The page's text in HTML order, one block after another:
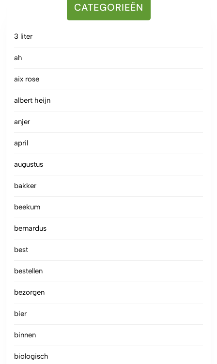
CATEGORIEËN
3 liter
ah
aix rose
albert heijn
anjer
april
augustus
bakker
beekum
bernardus
best
bestellen
bezorgen
bier
binnen
biologisch